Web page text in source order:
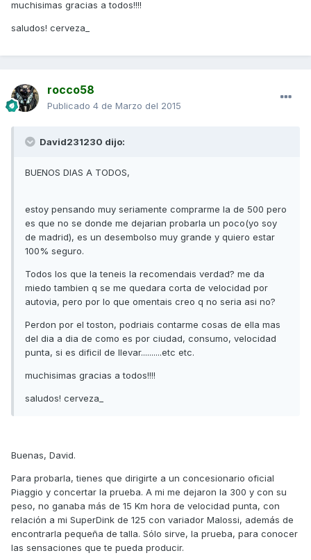
muchisimas gracias a todos!!!!
saludos! cerveza_
rocco58
Publicado 4 de Marzo del 2015
David231230 dijo:
BUENOS DIAS A TODOS,
estoy pensando muy seriamente comprarme la de 500 pero
es que no se donde me dejarian probarla un poco(yo soy
de madrid), es un desembolso muy grande y quiero estar
100% seguro.
Todos los que la teneis la recomendais verdad? me da
miedo tambien q se me quedara corta de velocidad por
autovia, pero por lo que omentais creo q no seria asi no?
Perdon por el toston, podriais contarme cosas de ella mas
del dia a dia de como es por ciudad, consumo, velocidad
punta, si es dificil de llevar..........etc etc.
muchisimas gracias a todos!!!!
saludos! cerveza_
Buenas, David.
Para probarla, tienes que dirigirte a un concesionario oficial
Piaggio y concertar la prueba. A mi me dejaron la 300 y con su
peso, no ganaba más de 15 Km hora de velocidad punta, con
relación a mi SuperDink de 125 con variador Malossi, además de
encontrarla pequeña de talla. Sólo sirve, la prueba, para conocer
las sensaciones que te pueda producir.